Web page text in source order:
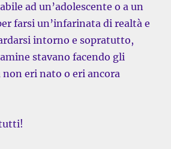
ad un’adolescente o a un
farsi un’infarinata di realtà e
intorno e sopratutto,
stavano facendo gli
eri nato o eri ancora